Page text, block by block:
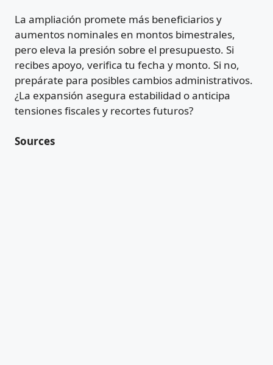
La ampliación promete más beneficiarios y
aumentos nominales en montos bimestrales,
pero eleva la presión sobre el presupuesto. Si
recibes apoyo, verifica tu fecha y monto. Si no,
prepárate para posibles cambios administrativos.
¿La expansión asegura estabilidad o anticipa
tensiones fiscales y recortes futuros?
Sources